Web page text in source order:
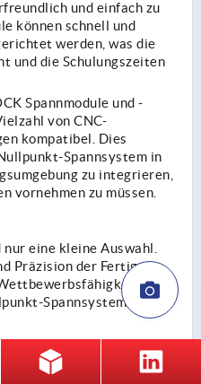
und einfach zu
können schnell und
werden, was die
und die Schulungszeiten
Spannmodule und -
von CNC-
kompatibel. Dies
Spannsystem in
zu integrieren,
vornehmen zu müssen.
eine kleine Auswahl.
Präzision der Fertigung
Spannsystemen ab.